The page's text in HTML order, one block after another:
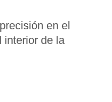
en el
interior de la